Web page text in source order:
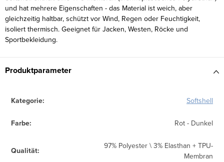
und hat mehrere Eigenschaften - das Material ist weich, aber
gleichzeitig haltbar, schützt vor Wind, Regen oder Feuchtigkeit,
isoliert thermisch. Geeignet für Jacken, Westen, Röcke und
Sportbekleidung.
Produktparameter
Kategorie: Softshell
Farbe: Rot - Dunkel
Qualität:
97% Polyester \ 3% Elasthan + TPU-
Membran